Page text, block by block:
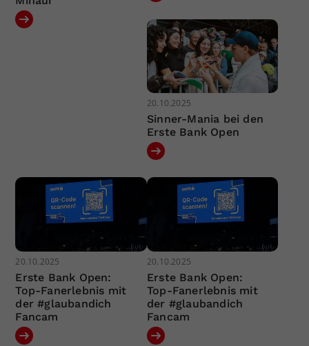
20.10.2025
Sinner-Mania bei den
Erste Bank Open
20.10.2025
Erste Bank Open:
Top-Fanerlebnis mit
der #glaubandich
Fancam
20.10.2025
Erste Bank Open:
Top-Fanerlebnis mit
der #glaubandich
Fancam